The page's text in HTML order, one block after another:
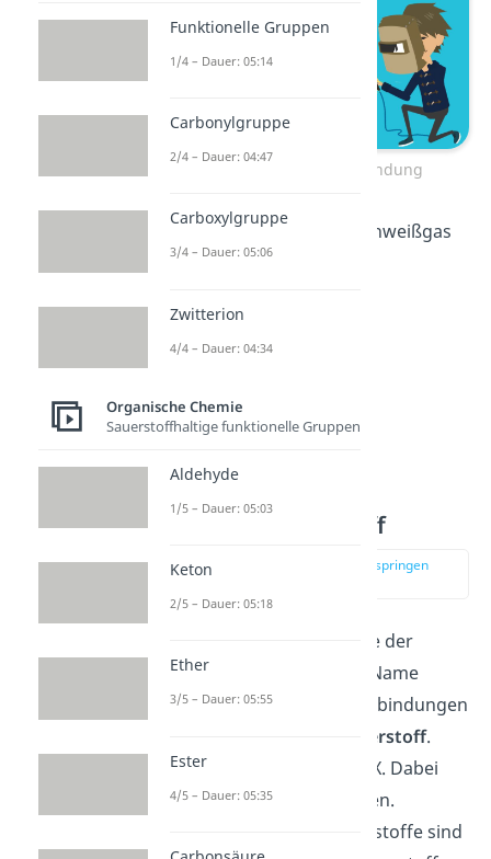
Kohlenstoff-Dreifachbindung
Sie werden oftmals als Schweißgas
benutzt.
Halogenwasserstoff
zur Stelle im Video springen
Die nächste Gruppe ist die der
Halogenalkane
. Wie der Name
schon sagt, sind diese Verbindungen
Wasserstoff.
Ihre Summenformel ist HX. Dabei
steht das X für das Halogen.
Bekannte Halogenwasserstoffe sind
Funktionelle Gruppen
1/4 – Dauer: 05:14
Carbonylgruppe
2/4 – Dauer: 04:47
Carboxylgruppe
3/4 – Dauer: 05:06
Zwitterion
4/4 – Dauer: 04:34
Organische Chemie
Sauerstoffhaltige funktionelle Gruppen
Aldehyde
1/5 – Dauer: 05:03
Keton
2/5 – Dauer: 05:18
Ether
3/5 – Dauer: 05:55
Ester
4/5 – Dauer: 05:35